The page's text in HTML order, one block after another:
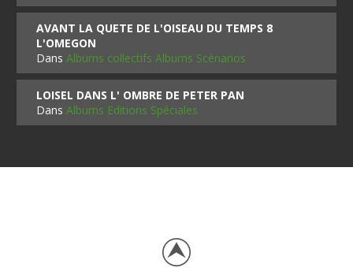
AVANT LA QUETE DE L'OISEAU DU TEMPS 8
L'OMEGON
DansAlbums collectifs Albums Scénarios
LOISEL DANS L' OMBRE DE PETER PAN
DansAlbums Editions Spéciales